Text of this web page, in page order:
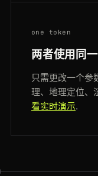
one token
两者使用同
只需更改一个参
理、地理定位、
看实时演示.